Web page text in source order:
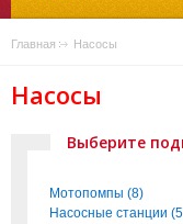
Главная » Насосы
Насосы
Выберите
Мотопомпы (8)
Насосные станции